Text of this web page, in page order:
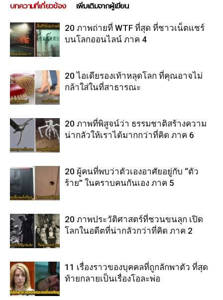
บทความที่เกี่ยวข้อง เพิ่มเติมจากผู้เขียน
20 ภาพถ่ายที่ WTF ที่สุด ที่ชาวเน็ตแชร์
บนโลกออนไลน์ ภาค 4
20 ไอเดียรองเท้าหลุดโลก ที่คุณอาจไม่
กล้าใส่ในที่สาธารณะ
20 ภาพที่พิสูจน์ว่า ธรรมชาติสร้างความ
น่ากลัวให้เราได้มากกว่าที่คิด ภาค 6
20 ผู้คนที่พบว่าตัวเองอาศัยอยู่กับ “ตัว
ร้าย” ในคราบคนกันเอง ภาค 5
20 ภาพประวัติศาสตร์ที่ชวนขนลุก เปิด
โลกในอดีตที่น่ากลัวกว่าที่คิด ภาค 2
11 เรื่องราวของบุคคลที่ถูกลักพาตัว ที่สุด
ท้ายกลายเป็นเรื่องโอละพ่อ